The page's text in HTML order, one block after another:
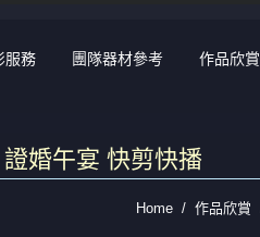
服務 團隊器材參考 作品欣賞
婚午宴 快剪快播
Home 作品欣賞